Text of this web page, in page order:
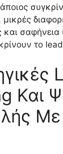
μικρές
και σαφήνεια
το
Και
Με